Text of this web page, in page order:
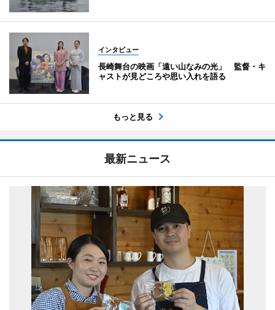
インタビュー
長崎舞台の映画「遠い山なみの光」 監督・キ
ャストが見どころや思い入れを語る
もっと見る
最新ニュース